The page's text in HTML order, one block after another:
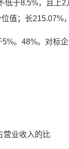
低于8.5%，且上
值；长215.07%
。48%。对标
营业收入的比